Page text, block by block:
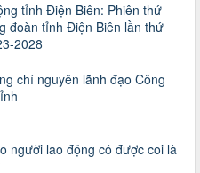
tổ chức và hoạt động của
dung chi liên quan đến
đoàn cơ sở
tỉnh Điện Biên: Phiên thứ
đoàn tỉnh Điện Biên lần thứ
2028
chí nguyên lãnh đạo Công
người lao động có được coi là